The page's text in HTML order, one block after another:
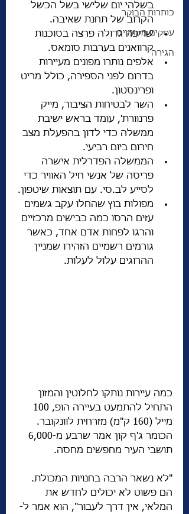
כותרות הבוקר
עסקים מקומיים
הגירה
בשלהי יום שלישי בשל הכשל
הקרוב של תחנת שאיבה.
שריפה גדולה פרצה בסוכנות
קרוואנים בערבות סומאס.
אלפים נותרו מפונים מעיירות
בדרום לפני הספירה, כולל מריט
ופרינסטון.
השר לבטיחות הציבור, מייק
פרנוורת', עומד בראש ישיבת
ממשלה כדי לדון בהפעלת מצב
חירום ביום רביעי.
הממשלה הפדרלית אישרה
פריסה של אנשי חיל האוויר כדי
לסייע לב.סי. עם תוצאות שיטפון.
מפולות בוץ שהחלו עקב גשמים
עזים הרסו כמה כבישים מרכזיים
והרגו לפחות אדם אחד, כאשר
גורמים רשמיים הזהירו שמניין
ההרוגים עלול לעלות.
כמה עיירות נותקו לחלוטין והמזון
מייל (160 ק"מ) מזרחית לוונקובר.
תושבי העיר מחפשים מחסה.
"לא נשאר הרבה בחנויות המכולת.
הם פשוט לא יכולים לחדש את
המלאי, אין דרך לעבור", הוא אמר ל-